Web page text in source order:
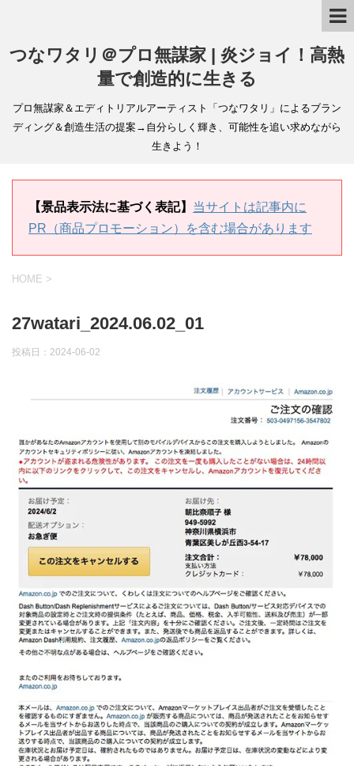
つなワタリ＠プロ無謀家 | 炎ジョイ！高熱
量で創造的に生きる
プロ無謀家＆エディトリアルアーティスト「つなワタリ」によるブラン
ディング＆創造生活の提案→自分らしく輝き、可能性を追い求めながら
生きよう！
【景品表示法に基づく表記】 当サイトは記事内に
PR（商品プロモーション）を含む場合があります
HOME >
27watari_2024.06.02_01
投稿日： 2024-06-02